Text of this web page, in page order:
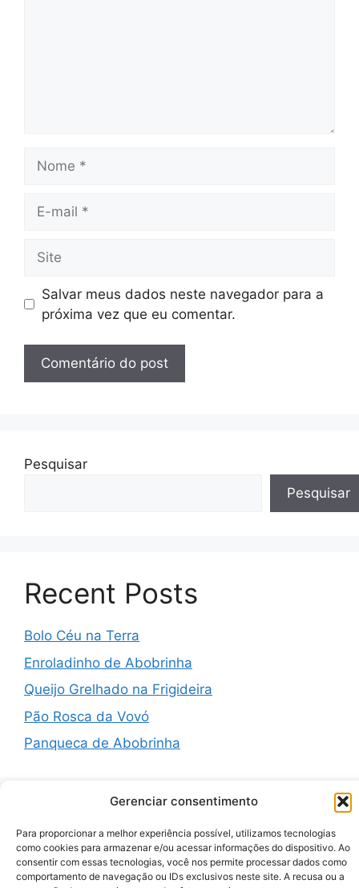
Gerenciar consentimento
Para proporcionar a melhor experiência possível, utilizamos tecnologias
como cookies para armazenar e/ou acessar informações do dispositivo. Ao
consentir com essas tecnologias, você nos permite processar dados como
comportamento de navegação ou IDs exclusivos neste site. A recusa ou a
mail
Salvar meus dados neste navegador para a
próxima vez que eu comentar.
Pesquisar
Pesquisar
Recent Posts
Bolo Céu na Terra
Enroladinho de Abobrinha
Queijo Grelhado na Frigideira
Pão Rosca da Vovó
Panqueca de Abobrinha
Recent Comments
A WordPress CommenteremHello world!